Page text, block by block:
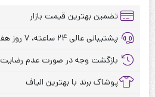
تضمین بهترین قیمت بازار
پشتیبانی عالی ۲۴ ساعته، ۷ روز هفته
بازگشت وجه در صورت عدم رضایت
پوشاک برند با بهترین الیاف